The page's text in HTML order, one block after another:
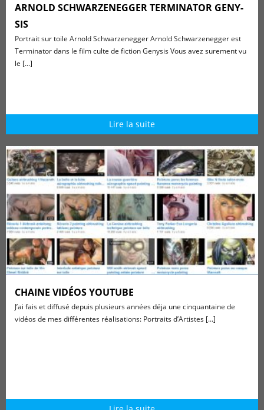
ARNOLD SCHWARZENEGGER TERMINATOR GENY­
SIS
Portrait sur toile Arnold Schwarzenegger Arnold Schwarzenegger est
Terminator dans le film culte de fiction Geny­sis Vous avez surement vu
le [...]
Lire la suite
CHAINE VIDÉOS YOUTUBE
J’ai fais et diffusé depuis plusieurs années déja une cinquantaine de
vidéos de mes différentes réalisations: Portraits d’Artistes [...]